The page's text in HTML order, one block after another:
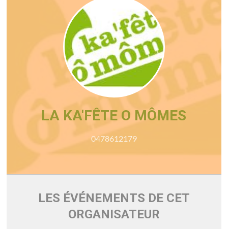
LA KA'FÊTE O MÔMES
0478612179
LES ÉVÉNEMENTS DE CET
ORGANISATEUR